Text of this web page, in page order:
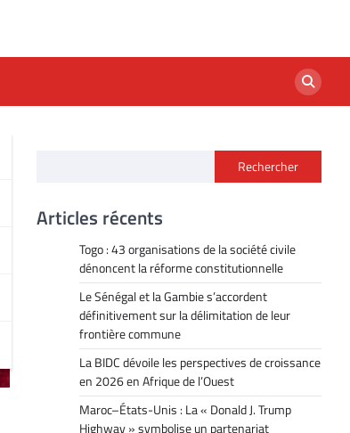
Rechercher
Articles récents
Togo : 43 organisations de la société civile
dénoncent la réforme constitutionnelle
Le Sénégal et la Gambie s’accordent
définitivement sur la délimitation de leur
frontière commune
La BIDC dévoile les perspectives de croissance
en 2026 en Afrique de l’Ouest
Maroc–États-Unis : La « Donald J. Trump
Highway » symbolise un partenariat